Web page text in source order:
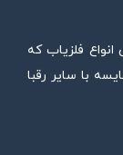
فلزیاب که
با سایر رقبا